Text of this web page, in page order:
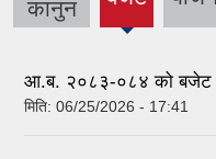
कानुन
(active
tab)
आ.ब. २०८३-०८४ को बजेट
मिति: 06/25/2026 - 17:41